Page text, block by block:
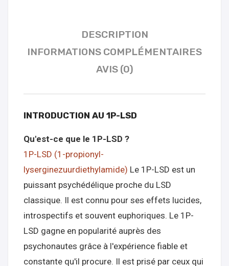
DESCRIPTION
INFORMATIONS COMPLÉMENTAIRES
AVIS (0)
INTRODUCTION AU 1P-LSD
Qu'est-ce que le 1P-LSD ?
1P-LSD (1-propionyl-
lyserginezuurdiethylamide) Le 1P-LSD est un
puissant psychédélique proche du LSD
classique. Il est connu pour ses effets lucides,
introspectifs et souvent euphoriques. Le 1P-
LSD gagne en popularité auprès des
psychonautes grâce à l'expérience fiable et
constante qu'il procure. Il est prisé par ceux qui